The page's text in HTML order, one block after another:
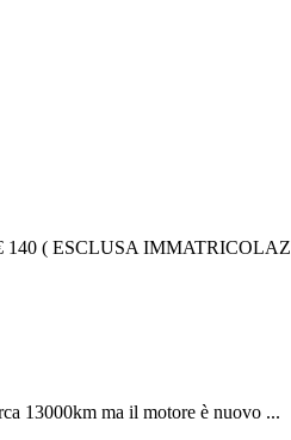
( ESCLUSA
13000km ma il motore è nuovo ...